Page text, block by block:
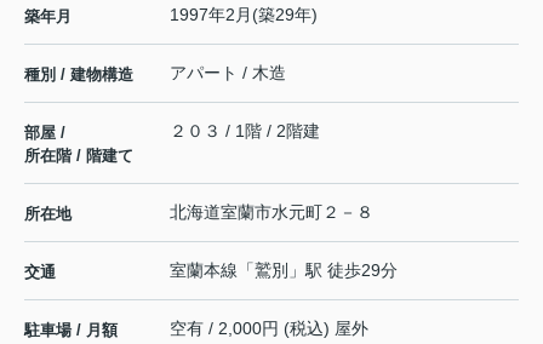
築年月 1997年2月(築29年)
種別 / 建物構造 アパート / 木造
部屋 /
所在階 / 階建て
２０３ / 1階 / 2階建
所在地 北海道室蘭市水元町２－８
交通 室蘭本線 「鷲別 」駅 徒歩29分
駐車場 / 月額 空有 / 2,000円 (税込) 屋外